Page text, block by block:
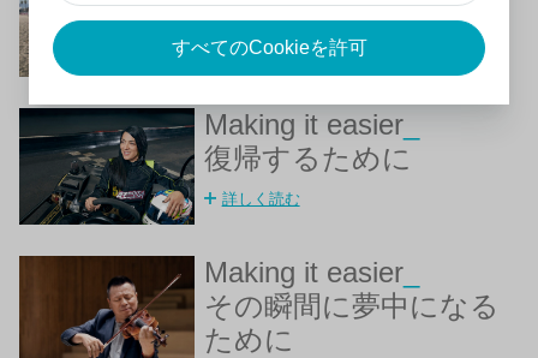
すべてのCookieを許可
自分の心に従って
詳しく読む
Making it easier_
復帰するために
詳しく読む
Making it easier_
その瞬間に夢中になる
ために